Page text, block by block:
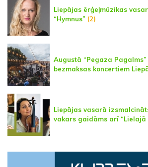
Liepājas ērģeļmūzikas
“Hymnus” (2)
Augustā “Pegaza
bezmaksas koncertiem
Liepājas vasarā
vakars gaidāms arī “Lielajā